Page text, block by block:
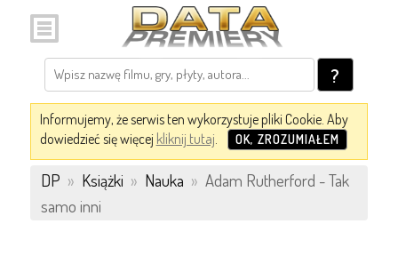
?
Informujemy, że serwis ten wykorzystuje pliki Cookie. Aby
dowiedzieć się więcej kliknij tutaj. OK, ZROZUMIAŁEM
DP » Książki » Nauka » Adam Rutherford - Tak
samo inni